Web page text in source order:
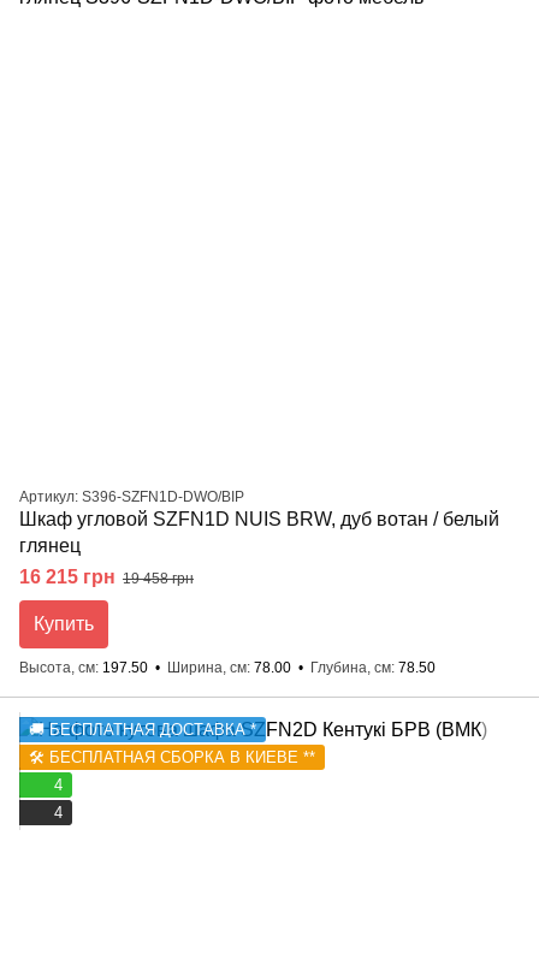
Артикул: S396-SZFN1D-DWO/BIP
Шкаф угловой SZFN1D NUIS BRW, дуб вотан / белый
глянец
16 215 грн 19 458 грн
Купить
Высота, см 197.50 Ширина, см 78.00 Глубина, см 78.50
🚚 БЕСПЛАТНАЯ ДОСТАВКА *
🛠️ БЕСПЛАТНАЯ СБОРКА В КИЕВЕ **
4
4